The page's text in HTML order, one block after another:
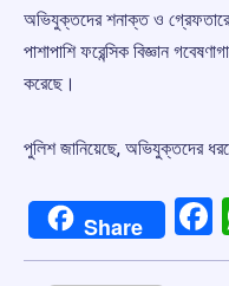
অভিযুক্তদের শনাক্ত ও
পাশাপাশি ফরেন্সিক বিজ্ঞান
করেছে।
পুলিশ জানিয়েছে, অভিযুক্তদের
Share